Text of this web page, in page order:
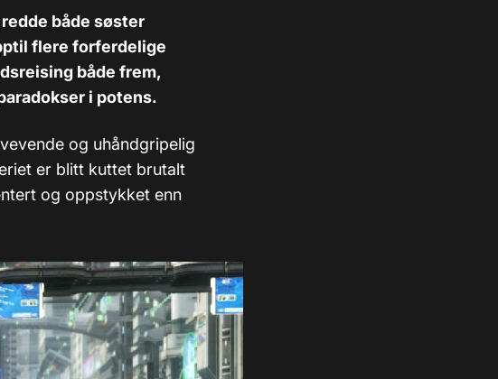
både søster
flere forferdelige
både frem,
i potens.
og uhåndgripelig
er blitt kuttet brutalt
og oppstykket enn